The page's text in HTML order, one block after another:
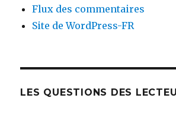
Flux des commentaires
Site de WordPress-FR
LES QUESTIONS DES